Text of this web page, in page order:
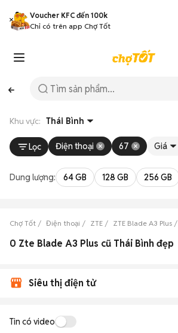
Voucher KFC đến 100k
Chỉ có trên app Chợ Tốt
Khu vực: Thái Bình
Lọc Điện thoại 67 Giá
Dung lượng: 64 GB 128 GB 256 GB
Chợ Tốt Điện thoại ZTE ZTE Blade A3 Plus
0 Zte Blade A3 Plus cũ Thái Bình đẹp
Siêu thị điện tử
Tin có video